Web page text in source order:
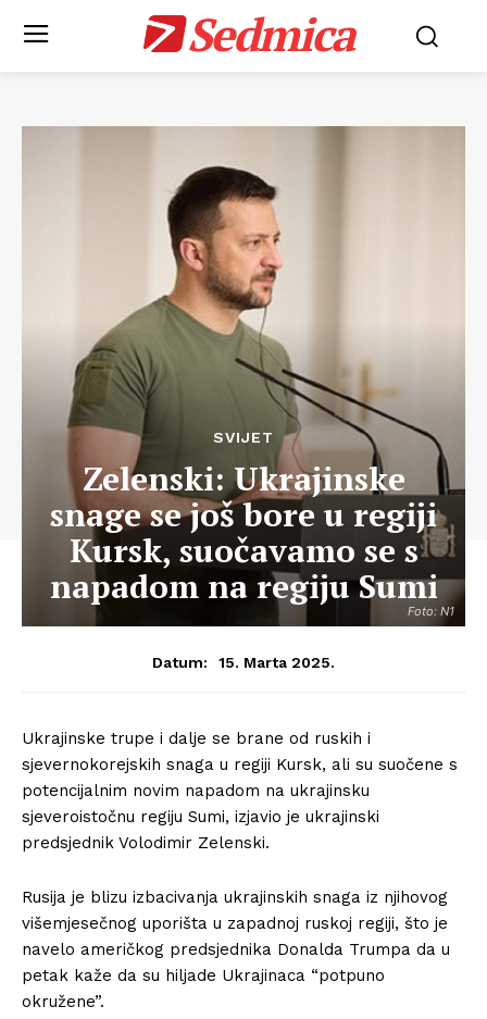
Sedmica
Foto: N1
SVIJET
Zelenski: Ukrajinske
snage se još bore u regiji
Kursk, suočavamo se s
napadom na regiju Sumi
Datum: 15. Marta 2025.
Ukrajinske trupe i dalje se brane od ruskih i
sjevernokorejskih snaga u regiji Kursk, ali su suočene s
potencijalnim novim napadom na ukrajinsku
sjeveroistočnu regiju Sumi, izjavio je ukrajinski
predsjednik Volodimir Zelenski.
Rusija je blizu izbacivanja ukrajinskih snaga iz njihovog
višemjesečnog uporišta u zapadnoj ruskoj regiji, što je
navelo američkog predsjednika Donalda Trumpa da u
petak kaže da su hiljade Ukrajinaca “potpuno
okružene”.